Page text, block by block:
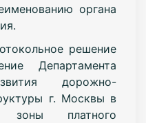
органа
решение
Департамента
дорожно-
г. Москвы в
зоны платного